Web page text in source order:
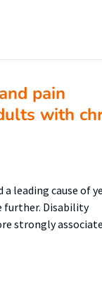
pain
with
leading cause of
further. Disability
strongly